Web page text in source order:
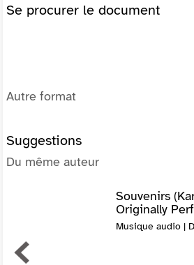
Se procurer le document
Autre format
Suggestions
Du même auteur
Souvenirs
Originally
Musique audio |